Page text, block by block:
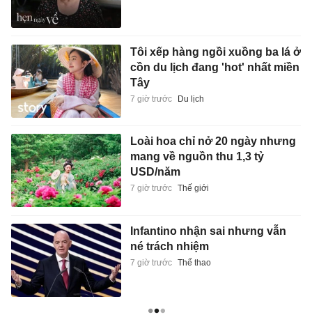
Tôi xếp hàng ngồi xuồng ba lá ở
cồn du lịch đang 'hot' nhất miền
Tây
7 giờ trước Du lịch
Loài hoa chỉ nở 20 ngày nhưng
mang về nguồn thu 1,3 tỷ
USD/năm
7 giờ trước Thế giới
Infantino nhận sai nhưng vẫn
né trách nhiệm
7 giờ trước Thể thao